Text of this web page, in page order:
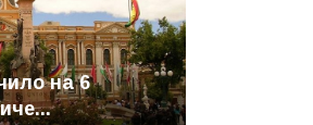
на 6